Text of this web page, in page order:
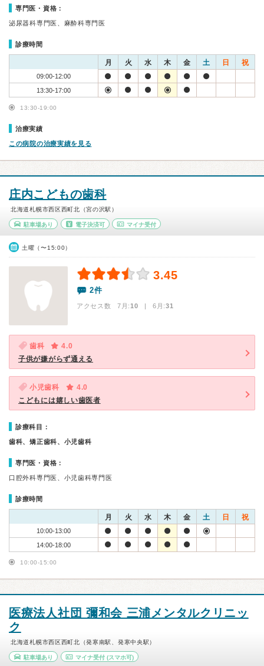
専門医・資格：
泌尿器科専門医、麻酔科専門医
診療時間
月 火 水 木 金 土 日 祝
09:00-12:00
13:30-17:00
13:30-19:00
治療実績
この病院の治療実績を見る
庄内こどもの歯科
北海道札幌市西区西町北（宮の沢駅）
駐車場あり 電子決済可 マイナ受付
土曜（〜15:00）
3.45
2件
アクセス数 7月:10 | 6月:31
歯科
4.0
子供が嫌がらず通える
小児歯科
4.0
こどもには嬉しい歯医者
診療科目：
歯科、矯正歯科、小児歯科
専門医・資格：
口腔外科専門医、小児歯科専門医
診療時間
月 火 水 木 金 土 日 祝
10:00-13:00
14:00-18:00
10:00-15:00
医療法人社団 彌和会 三浦メンタルクリニッ
ク
北海道札幌市西区西町北（発寒南駅、発寒中央駅）
駐車場あり マイナ受付(スマホ可)